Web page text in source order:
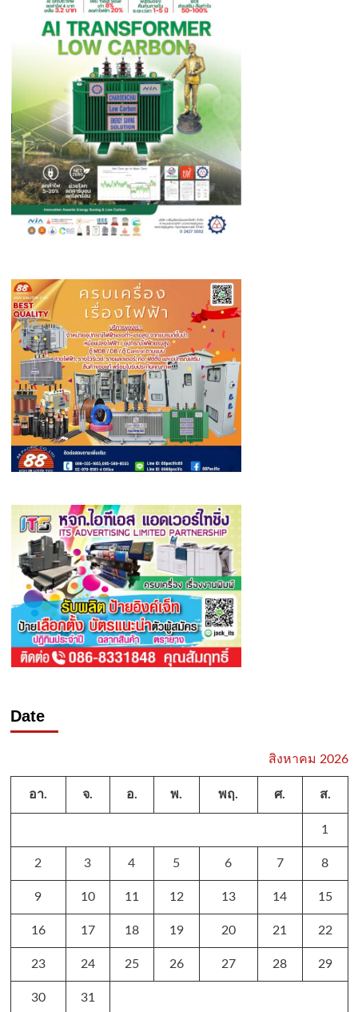
Date
สิงหาคม 2026
อา. จ. อ. พ. พฤ. ศ. ส.
1
2 3 4 5 6 7 8
9 10 11 12 13 14 15
16 17 18 19 20 21 22
23 24 25 26 27 28 29
30 31